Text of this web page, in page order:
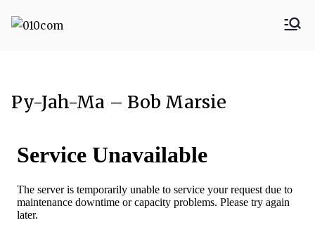
Py-Jah-Ma – Bob Marsie